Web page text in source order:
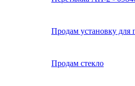
Продам установку
Продам стекло